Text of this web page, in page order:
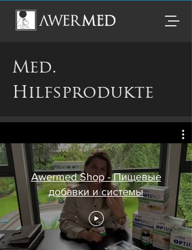
Med.
Hilfsprodukte
Awermed Shop - Пищевые
добавки и системы